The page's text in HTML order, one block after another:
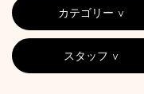
カテゴリー
スタッフ